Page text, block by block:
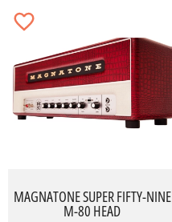
MAGNATONE SUPER FIFTY-NINE
M-80 HEAD